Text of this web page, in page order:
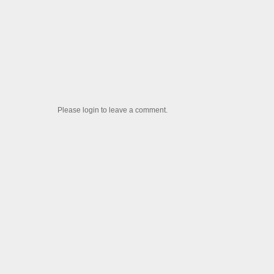
Please login to leave a comment.